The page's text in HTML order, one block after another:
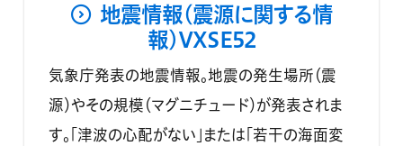
地震情報(震源に関する情
報)VXSE52
気象庁発表の地震情報。地震の発生場所（震
源）やその規模（マグニチュード）が発表されま
す。「津波の心配がない」または「若干の海面変